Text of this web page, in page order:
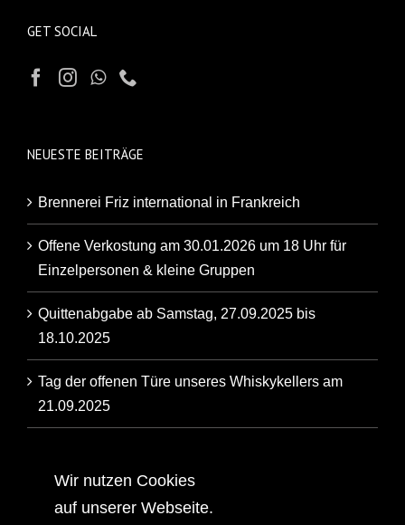
GET SOCIAL
NEUESTE BEITRÄGE
Brennerei Friz international in Frankreich
Offene Verkostung am 30.01.2026 um 18 Uhr für
Einzelpersonen & kleine Gruppen
Quittenabgabe ab Samstag, 27.09.2025 bis
18.10.2025
Tag der offenen Türe unseres Whiskykellers am
21.09.2025
Familienbrennerei
Wir nutzen Cookies
auf unserer Webseite.